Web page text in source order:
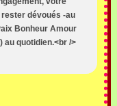
rester dévoués -au
Bonheur Amour
au quotidien.<br />